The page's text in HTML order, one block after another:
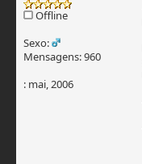
Offline
Sexo:
Mensagens: 960
: mai, 2006